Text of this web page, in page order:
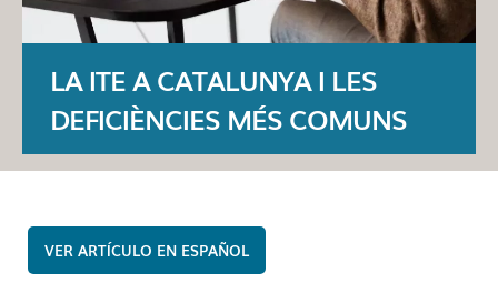
LA ITE A CATALUNYA I LES
DEFICIÈNCIES MÉS COMUNS
ESPAÑOL